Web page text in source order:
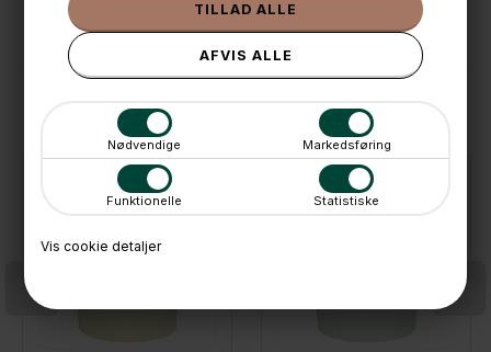
Nødvendige Markedsføring
Funktionelle Statistiske
Vis cookie detaljer
Kundeservice mail@boxdelux.dk(24/7)
ANDRE IDÉER